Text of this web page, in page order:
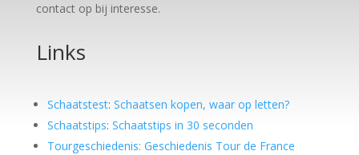
contact op bij interesse.
Links
Schaatstest: Schaatsen kopen, waar op letten?
Schaatstips: Schaatstips in 30 seconden
Tourgeschiedenis: Geschiedenis Tour de France